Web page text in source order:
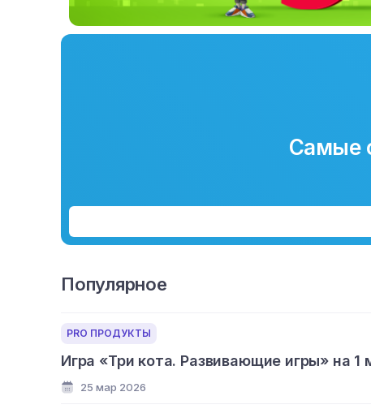
Самые
Популярное
PRO ПРОДУКТЫ
Игра «Три кота. Развивающие игры» на
25 мар 2026